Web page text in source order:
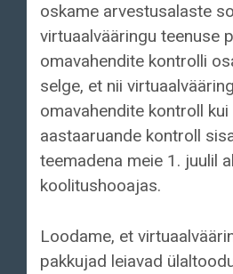
oskame arvestusalaste
virtuaalvääringu teenuse
omavahendite kontrolli
selge, et nii
omavahendite kontroll
aastaaruande kontroll
teemadena meie 1. juulil
koolitushooajas.
Loodame, et
pakkujad leiavad